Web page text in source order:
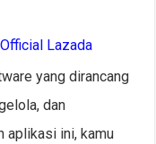
Lazada
yang dirancang
dan
aplikasi ini, kamu